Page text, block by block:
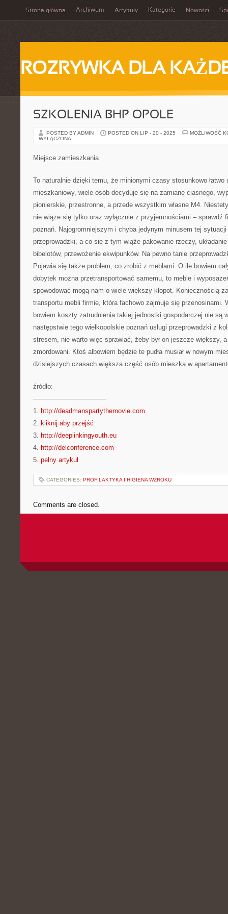
Strona główna Archiwum Artykuły Kategorie Nowości
ROZRYWKA DLA
SZKOLENIA BHP OPOLE
POSTED BY ADMIN POSTED ON LIP - 20 - 2025
MOŻLIWOŚĆ
WYŁĄCZONA
Miejsce zamieszkania
To naturalnie dzięki temu, że minionymi czasy stosunkowo łatwo
mieszkaniowy, wiele osób decyduje się na zamianę ciasnego,
pionierskie, przestronne, a przede wszystkim własne M4.
nie wiąże się tylko oraz wyłącznie z przyjemnościami – sprawdź
poznań. Najogromniejszym i chyba jedynym minusem tej
przeprowadzki, a co się z tym wiąże pakowanie rzeczy,
bibelotów, przewożenie ekwipunków. Na pewno tanie
Pojawia się także problem, co zrobić z meblami. O ile bowiem
dobytek można przetransportować samemu, to meble i
spowodować mogą nam o wiele większy kłopot. Koniecznością
transportu mebli firmie, która fachowo zajmuje się przenosinami.
bowiem koszty zatrudnienia takiej jednostki gospodarczej nie są
następstwie tego wielkopolskie poznań usługi przeprowadzki z
stresem, nie warto więc sprawiać, żeby był on jeszcze większy,
zmordowani. Ktoś albowiem będzie te pudła musiał w nowym
dzisiejszych czasach większa część osób mieszka w
źródło:
———————————
1. http://deadmanspartythemovie.com
2. kliknij aby przejść
3. http://deeplinkingyouth.eu
4. http://delconference.com
5. pełny artykuł
CATEGORIES: PROFILAKTYKA I HIGIENA WZROKU
Comments are closed.